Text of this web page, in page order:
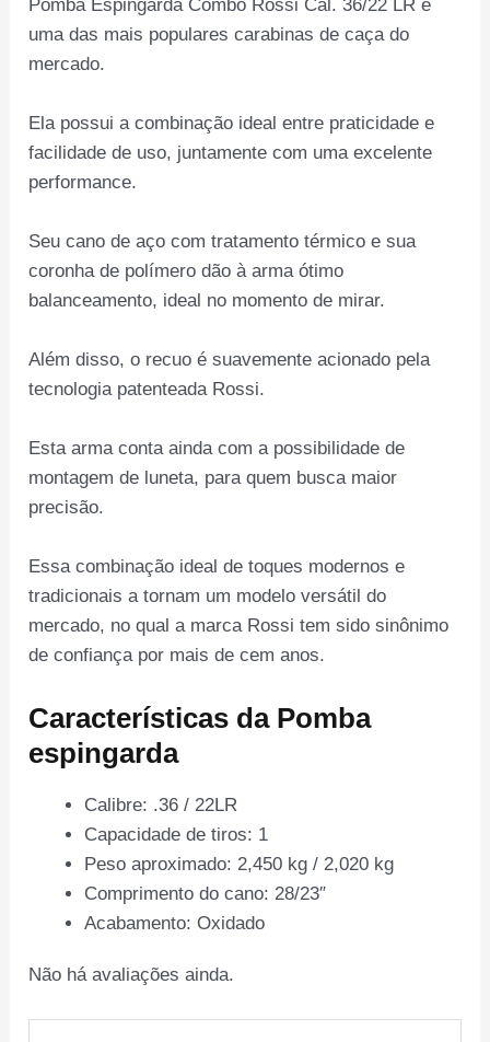
Pomba Espingarda Combo Rossi Cal. 36/22 LR é
uma das mais populares carabinas de caça do
mercado.
Ela possui a combinação ideal entre praticidade e
facilidade de uso, juntamente com uma excelente
performance.
Seu cano de aço com tratamento térmico e sua
coronha de polímero dão à arma ótimo
balanceamento, ideal no momento de mirar.
Além disso, o recuo é suavemente acionado pela
tecnologia patenteada Rossi.
Esta arma conta ainda com a possibilidade de
montagem de luneta, para quem busca maior
precisão.
Essa combinação ideal de toques modernos e
tradicionais a tornam um modelo versátil do
mercado, no qual a marca Rossi tem sido sinônimo
de confiança por mais de cem anos.
Características da Pomba
espingarda
Calibre: .36 / 22LR
Capacidade de tiros: 1
Peso aproximado: 2,450 kg / 2,020 kg
Comprimento do cano: 28/23″
Acabamento: Oxidado
Não há avaliações ainda.